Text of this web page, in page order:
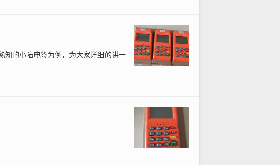
知的小陆电签为例，为大家详细的讲一